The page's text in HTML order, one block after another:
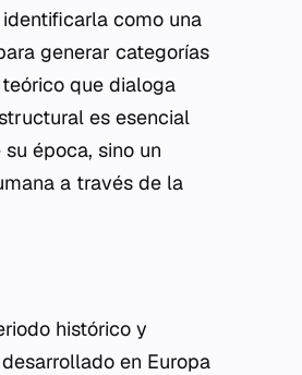
como una
generar categorías
que dialoga
es esencial
época, sino un
a través de la
histórico y
en Europa